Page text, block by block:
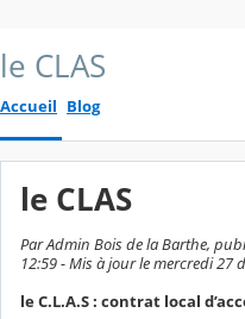
le CLAS
Accueil Blog
le CLAS
Par Admin Bois de la Barthe,
12:59 - Mis à jour le mercredi 27
le C.L.A.S : contrat local